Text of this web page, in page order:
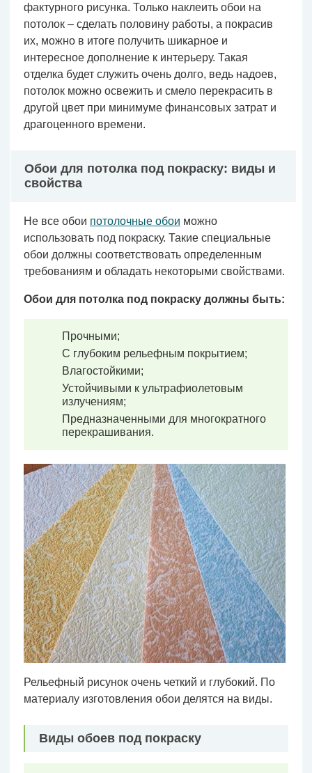
фактурного рисунка. Только наклеить обои на
потолок – сделать половину работы, а покрасив
их, можно в итоге получить шикарное и
интересное дополнение к интерьеру. Такая
отделка будет служить очень долго, ведь надоев,
потолок можно освежить и смело перекрасить в
другой цвет при минимуме финансовых затрат и
драгоценного времени.
Обои для потолка под покраску: виды и
свойства
Не все обои потолочные обои можно
использовать под покраску. Такие специальные
обои должны соответствовать определенным
требованиям и обладать некоторыми свойствами.
Обои для потолка под покраску должны быть:
Прочными;
С глубоким рельефным покрытием;
Влагостойкими;
Устойчивыми к ультрафиолетовым
излучениям;
Предназначенными для многократного
перекрашивания.
Рельефный рисунок очень четкий и глубокий. По
материалу изготовления обои делятся на виды.
Виды обоев под покраску